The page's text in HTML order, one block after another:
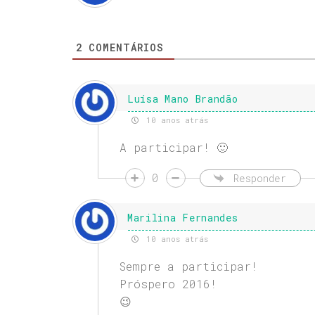
2 COMENTÁRIOS
Luísa Mano Brandão
10 anos atrás
A participar! 🙂
0 Responder
Marilina Fernandes
10 anos atrás
Sempre a participar!
Próspero 2016!
😉